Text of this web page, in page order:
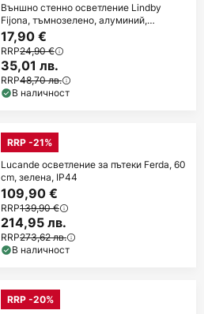
Външно стенно осветление Lindby
Fijona, тъмнозелено, алуминий,
височина 15
17,90 €
RRP24,90 €
35,01 лв.
RRP48,70 лв.
В наличност
RRP -21%
Lucande осветление за пътеки Ferda, 60
cm, зелена, IP44
109,90 €
RRP139,90 €
214,95 лв.
RRP273,62 лв.
В наличност
RRP -20%